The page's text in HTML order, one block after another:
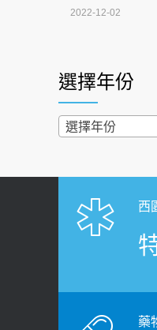
4連霸議員黃秋
西園醫院55周
民眾熱血響應
2026-06-30
健康肛門痛都
裂差異 逾50
原則避免血糖
2022-12-02
2022-02-17
過量維生素D和
「落枕」不要
展運動」預防落
老後睡不好、
選擇年份
選擇年份
西
藥